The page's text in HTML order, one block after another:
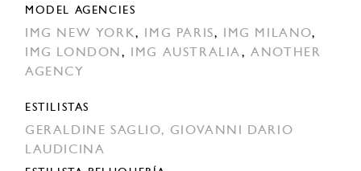
MODEL AGENCIES
IMG NEW YORK, IMG PARIS, IMG MILANO,
IMG LONDON, IMG AUSTRALIA,ANOTHER
AGENCY
ESTILISTAS
GERALDINE SAGLIO, GIOVANNI DARIO
LAUDICINA